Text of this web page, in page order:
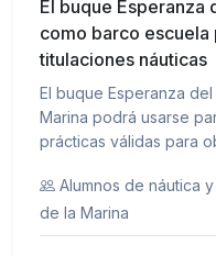
El buque Esperanza
como barco escuela
titulaciones náuticas
El buque Esperanza
Marina podrá usarse
prácticas válidas para
Alumnos de náutica
de la Marina